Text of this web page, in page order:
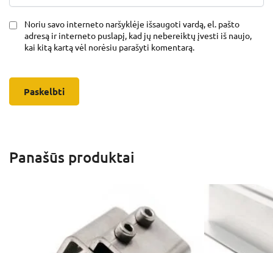
Noriu savo interneto naršyklėje išsaugoti vardą, el. pašto
adresą ir interneto puslapį, kad jų nebereiktų įvesti iš naujo,
kai kitą kartą vėl norėsiu parašyti komentarą.
Panašūs produktai